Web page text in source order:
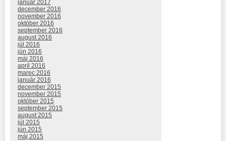
január 2017
december 2016
november 2016
október 2016
september 2016
august 2016
júl 2016
jún 2016
máj 2016
apríl 2016
marec 2016
január 2016
december 2015
november 2015
október 2015
september 2015
august 2015
júl 2015
jún 2015
máj 2015